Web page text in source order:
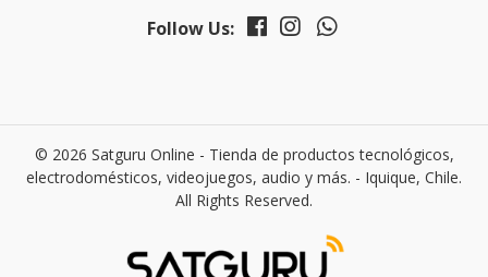
Follow Us:
© 2026 Satguru Online - Tienda de productos tecnológicos,
electrodomésticos, videojuegos, audio y más. - Iquique, Chile.
All Rights Reserved.